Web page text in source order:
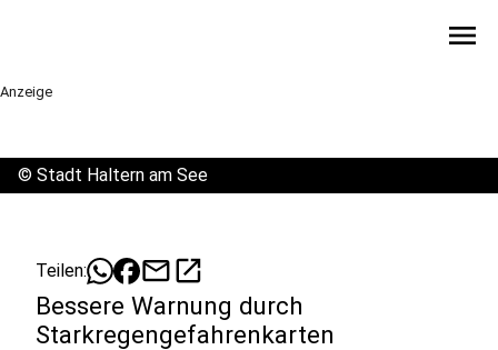
menu
Anzeige
© Stadt Haltern am See
Teilen: mailopen_in_new
Bessere Warnung durch
Starkregengefahrenkarten